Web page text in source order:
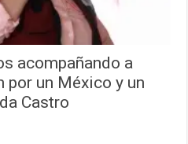
acompañando a
por un México y un
Castro